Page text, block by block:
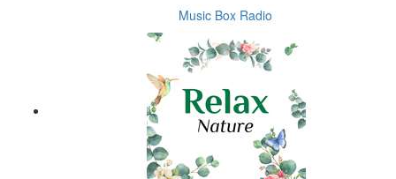
Music Box Radio